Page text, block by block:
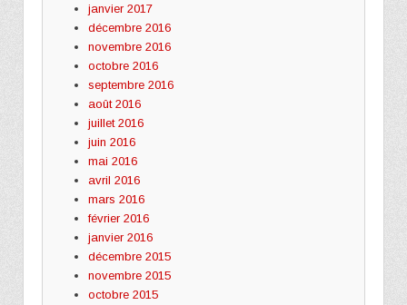
janvier 2017
décembre 2016
novembre 2016
octobre 2016
septembre 2016
août 2016
juillet 2016
juin 2016
mai 2016
avril 2016
mars 2016
février 2016
janvier 2016
décembre 2015
novembre 2015
octobre 2015